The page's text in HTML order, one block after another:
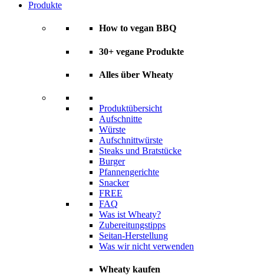
Produkte
How to vegan BBQ
30+ vegane Produkte
Alles über Wheaty
Produktübersicht
Aufschnitte
Würste
Aufschnittwürste
Steaks und Bratstücke
Burger
Pfannengerichte
Snacker
FREE
FAQ
Was ist Wheaty?
Zubereitungstipps
Seitan-Herstellung
Was wir nicht verwenden
Wheaty kaufen